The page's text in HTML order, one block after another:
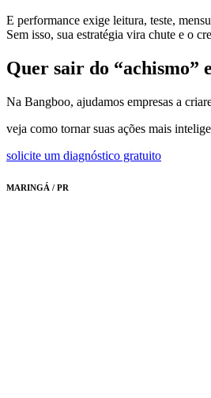
E performance exige leitura, teste,
Sem isso, sua estratégia vira chute e o
Quer sair do “achismo”
Na Bangboo, ajudamos empresas a
veja como tornar suas ações mais
solicite um diagnóstico gratuito
MARINGÁ / PR